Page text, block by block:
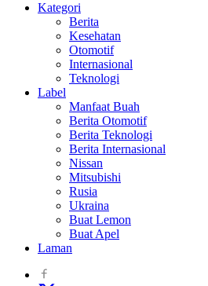
Kategori
Berita
Kesehatan
Otomotif
Internasional
Teknologi
Label
Manfaat Buah
Berita Otomotif
Berita Teknologi
Berita Internasional
Nissan
Mitsubishi
Rusia
Ukraina
Buat Lemon
Buat Apel
Laman